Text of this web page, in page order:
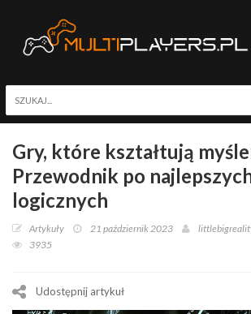
Gry, które kształtują
Przewodnik po
logicznych
Artykuły 21 październik 2023
3935
Udostępnij artykuł